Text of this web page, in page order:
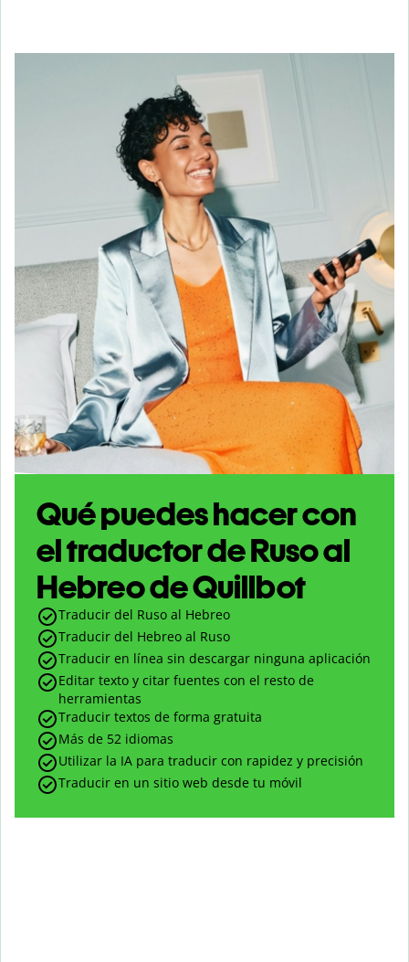
Qué puedes hacer con
el traductor de Ruso al
Hebreo de Quillbot
Traducir del Ruso al Hebreo
Traducir del Hebreo al Ruso
Traducir en línea sin descargar ninguna aplicación
Editar texto y citar fuentes con el resto de
herramientas
Traducir textos de forma gratuita
Más de 52 idiomas
Utilizar la IA para traducir con rapidez y precisión
Traducir en un sitio web desde tu móvil